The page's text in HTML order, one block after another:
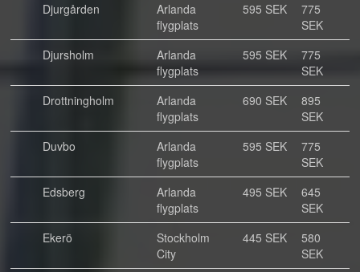
Djurgården
Arlanda
flygplats
595 SEK
775
SEK
Djursholm
Arlanda
flygplats
595 SEK
775
SEK
Drottningholm
Arlanda
flygplats
690 SEK
895
SEK
Duvbo
Arlanda
flygplats
595 SEK
775
SEK
Edsberg
Arlanda
flygplats
495 SEK
645
SEK
Ekerö
Stockholm
City
445 SEK
580
SEK